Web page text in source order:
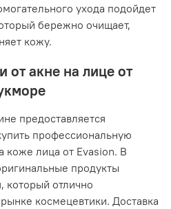
ухода подойдет
бережно очищает,
кожу.
от акне на лице от
предоставляется
профессиональную
коже лица от Evasion. В
продукты
который отлично
космецевтики. Доставка